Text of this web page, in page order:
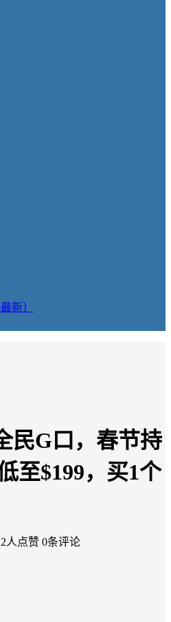
新）
民G口，春节持
至$199，买1个
2人点赞 0条评论